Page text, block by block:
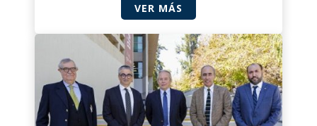
VER MÁS